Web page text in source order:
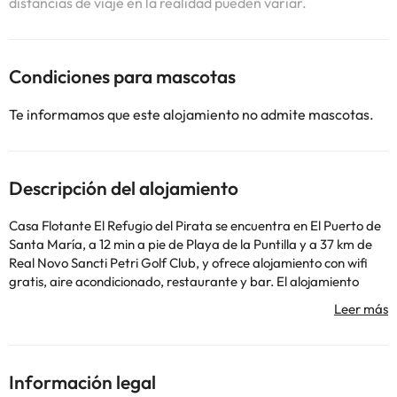
Condiciones para mascotas
Te informamos que este alojamiento no admite mascotas.
Descripción del alojamiento
Casa Flotante El Refugio del Pirata se encuentra en El Puerto de
Santa María, a 12 min a pie de Playa de la Puntilla y a 37 km de
Real Novo Sancti Petri Golf Club, y ofrece alojamiento con wifi
gratis, aire acondicionado, restaurante y bar. El alojamiento
ofrece vistas al río y está a 21 km de Parque Genovés y a 23 km
vistas a la ciudad. El barco ofrece servicio de alquiler de
bicicletas. Club de Golf Montecastillo está a 31 km del
Información legal